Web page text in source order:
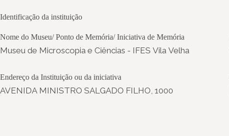
Identificação da instituição
Nome do Museu/ Ponto de Memória/ Iniciativa de Memória
Museu de Microscopia e Ciências - IFES Vila Velha
Endereço da Instituição ou da iniciativa
AVENIDA MINISTRO SALGADO FILHO, 1000